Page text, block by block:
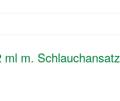
m. Schlauchansatz